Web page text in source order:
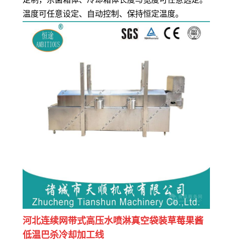
温度可任意设定、自动控制、保持恒定温度。
河北连续网带式高压水喷淋真空袋装草莓果酱
低温巴杀冷却加工线